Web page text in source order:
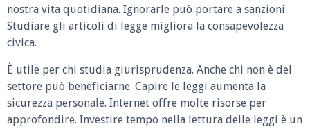
nostra vita quotidiana. Ignorarle può portare a sanzioni.
Studiare gli articoli di legge migliora la consapevolezza
civica.
È utile per chi studia giurisprudenza. Anche chi non è del
settore può beneficiarne. Capire le leggi aumenta la
sicurezza personale. Internet offre molte risorse per
approfondire. Investire tempo nella lettura delle leggi è un